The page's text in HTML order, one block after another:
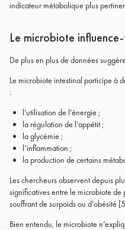
indicateur métabolique plus
Le microbiote
De plus en plus de données
Le microbiote intestinal participe à
:
l’utilisation de l’énergie ;
la régulation de l’appétit ;
la glycémie ;
l’inflammation ;
la production de certains
Les chercheurs observent depuis
significatives entre le microbiote
souffrant de surpoids ou d’obésité
Bien entendu, le microbiote